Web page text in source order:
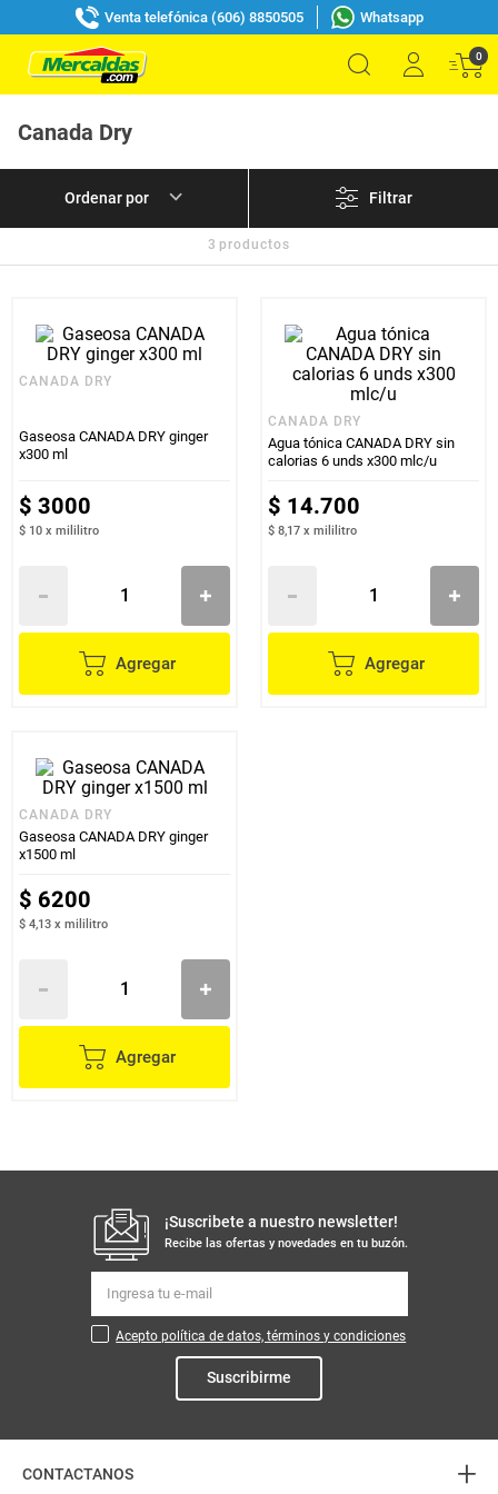
Venta telefónica (606) 8850505 Whatsapp
0
Canada Dry
Filtrar
3 productos
CANADA DRY
Gaseosa CANADA DRY ginger
x300 ml
$ 3000
$ 10 x mililitro
Agregar
CANADA DRY
Agua tónica CANADA DRY sin
calorias 6 unds x300 mlc/u
$ 14.700
$ 8,17 x mililitro
Agregar
CANADA DRY
Gaseosa CANADA DRY ginger
x1500 ml
$ 6200
$ 4,13 x mililitro
Agregar
¡Suscribete a nuestro newsletter!
Recibe las ofertas y novedades en tu buzón.
Acepto política de datos, términos y condiciones
Suscribirme
CONTACTANOS +